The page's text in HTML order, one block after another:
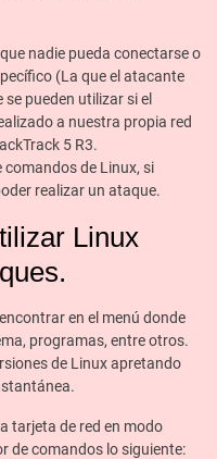
nadie pueda conectarse o
(La que el atacante
pueden utilizar si el
a nuestra propia red
5 R3.
comandos de Linux, si
realizar un ataque.
Linux
en el menú donde
programas, entre otros.
de Linux apretando
tarjeta de red en modo
de comandos lo siguiente: